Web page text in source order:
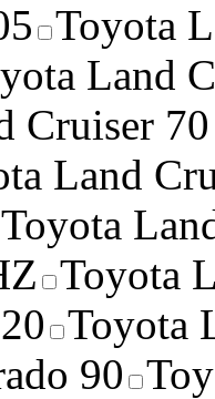
Toyota
Land
Cruiser
Land
Toyota
Toyota
Toyota
90